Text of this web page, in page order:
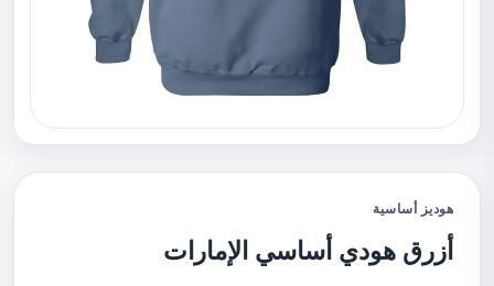
هوديز أساسية
أزرق هودي أساسي الإمارات